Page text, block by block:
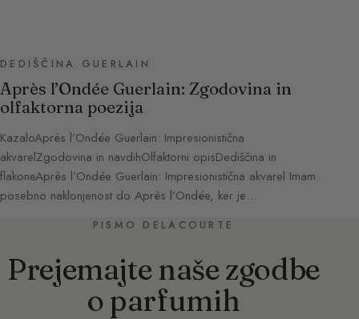
DEDIŠČINA GUERLAIN
Après l’Ondée Guerlain: Zgodovina in
olfaktorna poezija
KazaloAprès l’Ondée Guerlain: Impresionistična
akvarelZgodovina in navdihOlfaktorni opisDediščina in
flakoneAprès l’Ondée Guerlain: Impresionistična akvarel Imam
posebno naklonjenost do Après l’Ondée, ker je…
PISMO DELACOURTE
Prejemajte naše zgodbe
o parfumih